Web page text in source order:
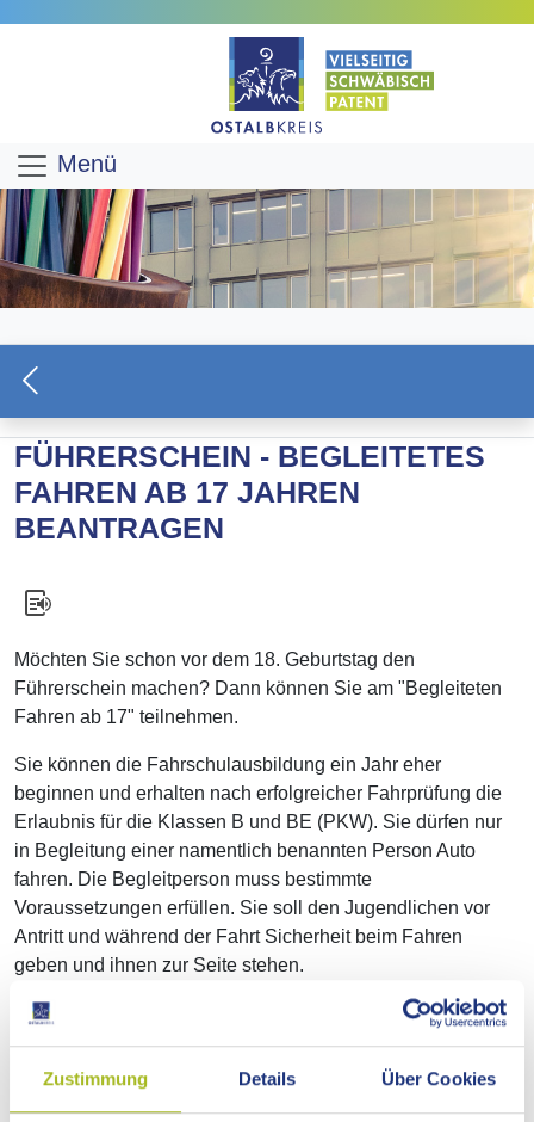
Zustimmung Details Über Cookies
Menü
FÜHRERSCHEIN - BEGLEITETES
FAHREN AB 17 JAHREN
BEANTRAGEN
Möchten Sie schon vor dem 18. Geburtstag den
Führerschein machen? Dann können Sie am "Begleiteten
Fahren ab 17" teilnehmen.
Sie können die Fahrschulausbildung ein Jahr eher
beginnen und erhalten nach erfolgreicher Fahrprüfung die
Erlaubnis für die Klassen B und BE (PKW). Sie dürfen nur
in Begleitung einer namentlich benannten Person Auto
fahren. Die Begleitperson muss bestimmte
Voraussetzungen erfüllen. Sie soll den Jugendlichen vor
Antritt und während der Fahrt Sicherheit beim Fahren
geben und ihnen zur Seite stehen.
Formulare und weitere Angebote